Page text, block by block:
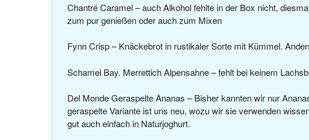
Chantré Caramel – auch Alkohol fehlte in der Box nicht,
zum pur genießen oder auch zum Mixen
Fynn Crisp – Knäckebrot in rustikaler Sorte mit Kümmel.
Schamel Bay. Merrettich Alpensahne – fehlt bei keinem
Del Monde Geraspelte Ananas – Bisher kannten wir nur
geraspelte Variante ist uns neu, wozu wir sie verwenden
gut auch einfach in Naturjoghurt.